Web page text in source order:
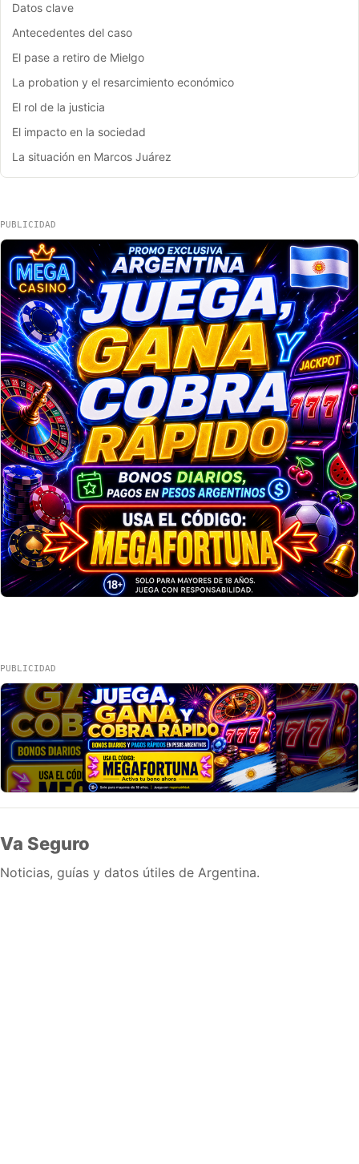
Datos clave
Antecedentes del caso
El pase a retiro de Mielgo
La probation y el resarcimiento económico
El rol de la justicia
El impacto en la sociedad
La situación en Marcos Juárez
PUBLICIDAD
PUBLICIDAD
Va Seguro
Noticias, guías y datos útiles de Argentina.